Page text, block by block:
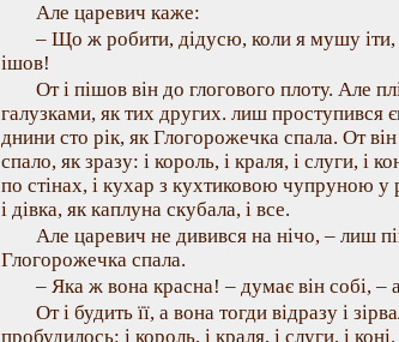
Але царевич каже:
– Що ж робити, дідусю, коли я мушу іти,
ішов!
От і пішов він до глогового плоту. Але
галузками, як тих других. лиш проступився
днини сто рік, як Глогорожечка спала. От
спало, як зразу: і король, і краля, і слуги, і
по стінах, і кухар з кухтиковою чупруною у
і дівка, як каплуна скубала, і все.
Але царевич не дивився на нічо, – лиш
Глогорожечка спала.
– Яка ж вона красна! – думає він собі, –
От і будить її, а вона тогди відразу і
пробудилось: і король, і краля, і слуги, і